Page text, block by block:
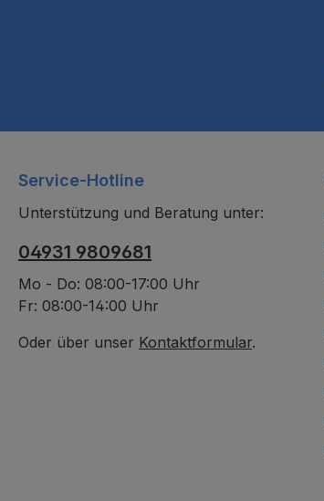
Service-Hotline
Unterstützung und Beratung unter:
04931 9809681
Mo - Do: 08:00-17:00 Uhr
Fr: 08:00-14:00 Uhr
Oder über unser Kontaktformular.